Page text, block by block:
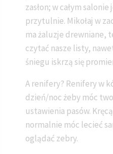
zasłon; w całym
przytulnie. Mikołaj w
ma żaluzje drewniane,
czytać nasze listy,
śniegu iskrzą się
A renifery? Renifery w
dzień/noc żeby móc
ustawienia pasów.
normalnie móc lecieć
oglądać zebry.